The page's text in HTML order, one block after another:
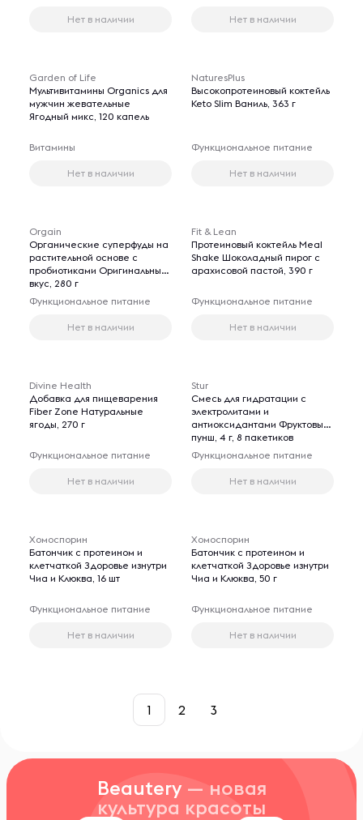
Нет в наличии Нет в наличии
Garden of Life
Мультивитамины Organics для
мужчин жевательные
Ягодный микс, 120 капель
Витамины
Нет в наличии
NaturesPlus
Высокопротеиновый коктейль
Keto Slim Ваниль, 363 г
Функциональное питание
Нет в наличии
Orgain
Органические суперфуды на
растительной основе с
пробиотиками Оригинальный
вкус, 280 г
Функциональное питание
Нет в наличии
Fit & Lean
Протеиновый коктейль Meal
Shake Шоколадный пирог с
арахисовой пастой, 390 г
Функциональное питание
Нет в наличии
Divine Health
Добавка для пищеварения
Fiber Zone Натуральные
ягоды, 270 г
Функциональное питание
Нет в наличии
Stur
Смесь для гидратации с
электролитами и
антиоксидантами Фруктовый
пунш, 4 г, 8 пакетиков
Функциональное питание
Нет в наличии
Хомоспорин
Батончик с протеином и
клетчаткой Здоровье изнутри
Чиа и Клюква, 16 шт
Функциональное питание
Нет в наличии
Хомоспорин
Батончик с протеином и
клетчаткой Здоровье изнутри
Чиа и Клюква, 50 г
Функциональное питание
Нет в наличии
1 2 3
Beautery — новая
культура красоты